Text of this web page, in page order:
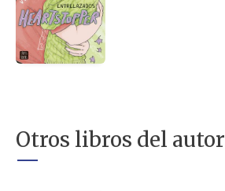
Otros libros del autor